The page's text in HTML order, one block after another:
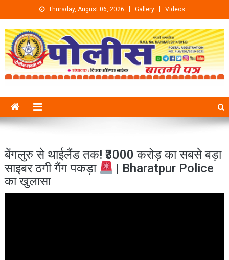
Skip to content Thursday, August 06, 2026 Gallery Videos
बेंगलुरु से थाईलैंड तक! ₹3000 करोड़ का सबसे बड़ा
साइबर ठगी गैंग पकड़ा
| Bharatpur Police
का खुलासा